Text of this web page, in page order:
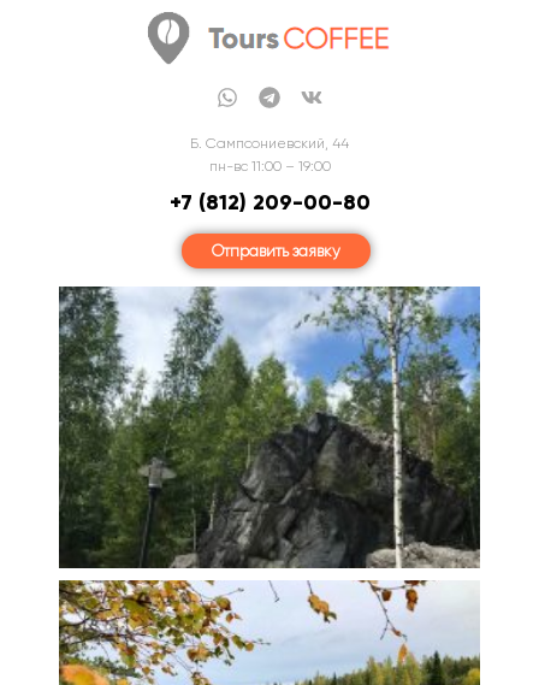
Б. Сампсониевский, 44
пн-вс 11:00 – 19:00
+7 (812) 209-00-80
Отправить заявку